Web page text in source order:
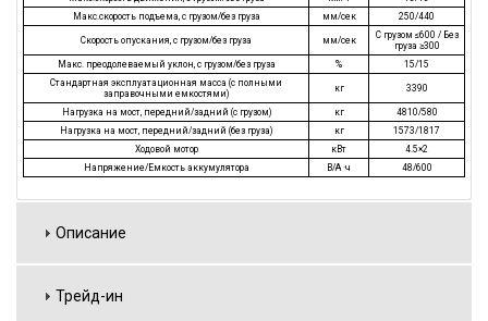
Макс.скорость подъема, с грузом/без груза
мм/сек 250/440
Скорость опускания, с грузом/без груза мм/сек
С грузом ≤600 / Без
груза ≥300
Макс. преодолеваемый уклон, с грузом/без груза
%
15/15
Стандартная эксплуатационная масса (с полными
заправочными емкостями)
кг 3390
Нагрузка на мост, передний/задний (с грузом) кг
4810/580
Нагрузка на мост, передний/задний (без груза)
кг
1573/1817
Ходовой мотор
кВт
4.5×2
Напряжение/Емкость аккумулятора
В/А ·ч 48/600
Описание
Трейд-ин